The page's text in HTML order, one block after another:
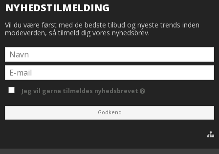
NYHEDSTILMELDING
Vil du være først med de bedste tilbud og nyeste trends inden
modeverden, så tilmeld dig vores nyhedsbrev.
Jeg vil gerne tilmeldes nyhedsbrevet
Godkend